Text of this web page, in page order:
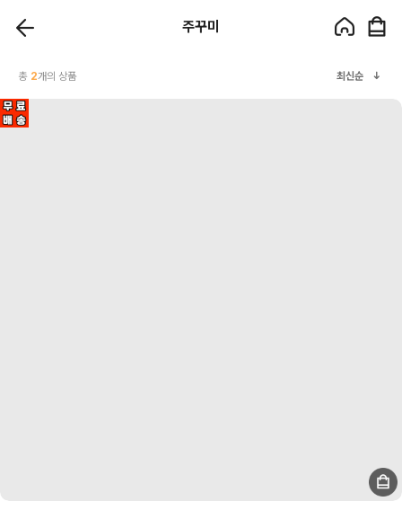
주꾸미
총 2개의 상품 최신순